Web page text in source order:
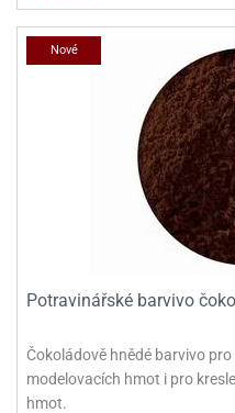
Potravinářské barvivo
Čokoládově hnědé barvivo
modelovacích hmot i pro
hmot.
Nové